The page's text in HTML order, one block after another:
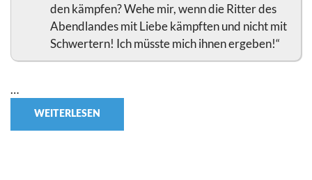
den kämpfen? Wehe mir, wenn die Ritter des
Abendlandes mit Liebe kämpften und nicht mit
Schwertern! Ich müsste mich ihnen ergeben!“
…
WEITERLESEN